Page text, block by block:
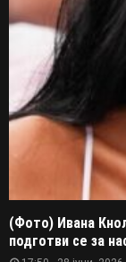
(Фото) Ивана
подготви се за